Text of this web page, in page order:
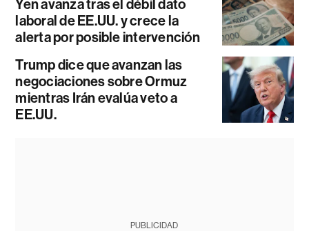
Yen avanza tras el débil dato
laboral de EE.UU. y crece la
alerta por posible intervención
Trump dice que avanzan las
negociaciones sobre Ormuz
mientras Irán evalúa veto a
EE.UU.
PUBLICIDAD